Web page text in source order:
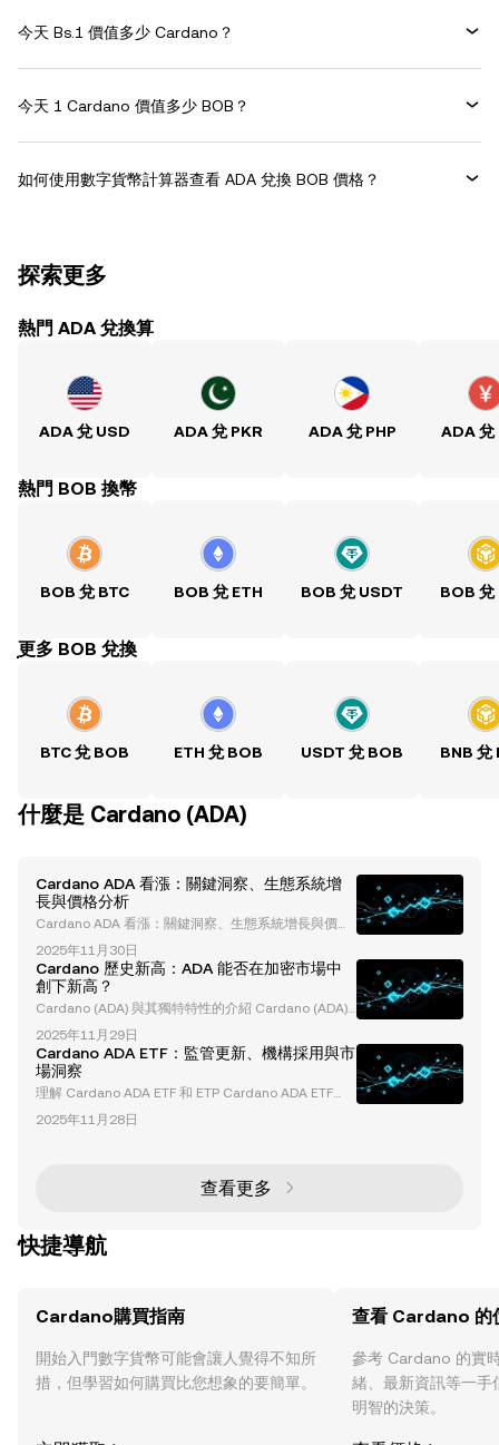
今天 Bs.1 價值多少 Cardano？
今天 1 Cardano 價值多少 BOB？
如何使用數字貨幣計算器查看 ADA 兌換 BOB 價格？
探索更多
熱門 ADA 兌換算
ADA 兌 USD ADA 兌 PKR ADA 兌 PHP ADA 兌
熱門 BOB 換幣
BOB 兌 BTC BOB 兌 ETH BOB 兌 USDT BOB 兌
ִִִִִִִִִִִִִִִִִִִִִִִִִִִִִִִִִִִִִִִִִִִִִִִִ更多 BOB 兌換
BTC 兌 BOB ETH 兌 BOB USDT 兌 BOB BNB 兌
什麼是 Cardano (ADA)
Cardano ADA 看漲：關鍵洞察、生態系統增
長與價格分析
Cardano ADA 看漲：關鍵洞察、生態系統增長與價格
分析 Cardano (ADA) 憑藉其創新的區塊鏈技術和穩步
增長的生態系統，已成為加密貨幣領域中的重要角色。
儘管因其穩健的增長和行銷挑戰而受到批評，Cardan
o 仍然吸引了作為長期穩定投資的關注。本文深入探討
推動「Cardano ADA 看漲」敘事的因素，包括生態系
統發展、技術分析及其長期價值主張。 Cardano 的品
牌與行銷挑戰 C
2025年11月30日
Cardano 歷史新高：ADA 能否在加密市場中
創下新高？
Cardano (ADA) 與其獨特特性的介紹 Cardano (ADA)
是一個突破性的權益證明（Proof-of-Stake）區塊鏈平
台，以其學術和研究驅動的方式以及對可持續性、可擴
展性和互操作性的承諾而聞名。透過採用分層架構和 H
askell 程式語言，Cardano 提供了增強的安全性和可
靠性，在競爭激烈的第一層區塊鏈領域中脫穎而出。 C
ardano 的權益證明共識機制：Ouroboros
2025年11月29日
Cardano ADA ETF：監管更新、機構採用與市
場洞察
理解 Cardano ADA ETF 和 ETP Cardano ADA ETF
（交易所交易基金）已成為加密貨幣投資領域的焦點。
雖然通常被稱為 ETF，但其中許多產品技術上屬於 ETP
討 ADA ETF 和 ETP 的最新進展、監管進展、機構採用
2025年11月28日
查看更多
快捷導航
Cardano購買指南
開始入門數字貨幣可能會讓人覺得不知所
措，但學習如何購買比您想象的要簡單。
查看 Cardano 的
參考 Cardano 的實
緒、最新資訊等一手
明智的決策。